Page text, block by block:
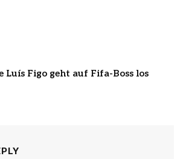
Luís Figo geht auf Fifa-Boss los